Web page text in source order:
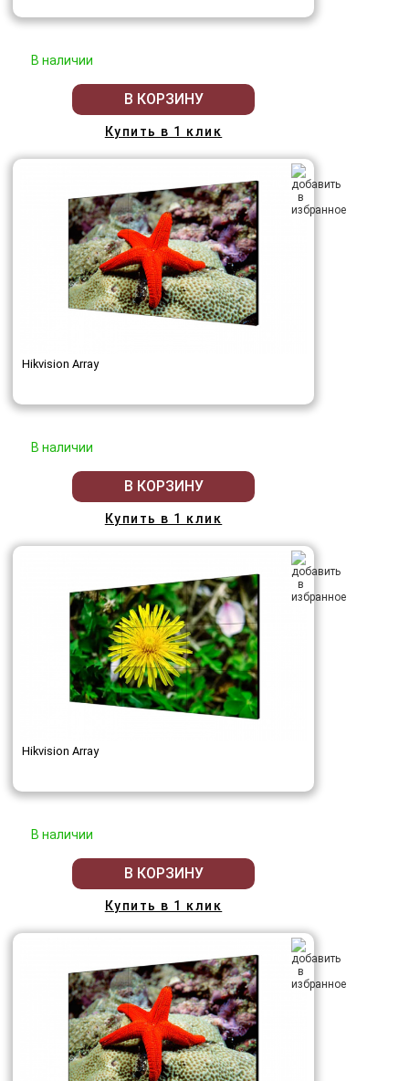
В наличии
В КОРЗИНУ
Купить в 1 клик
Hikvision Array
В наличии
В КОРЗИНУ
Купить в 1 клик
Hikvision Array
В наличии
В КОРЗИНУ
Купить в 1 клик